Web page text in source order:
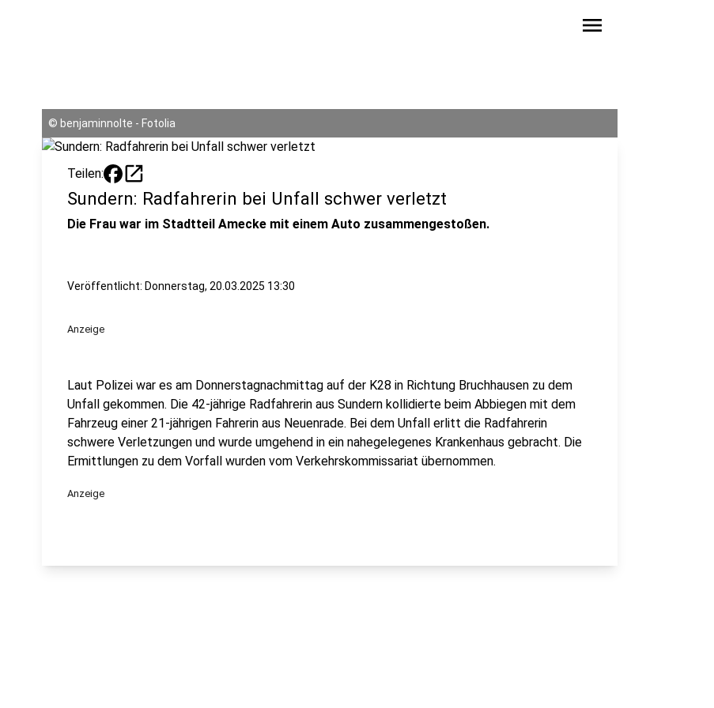
menu
© benjaminnolte - Fotolia
Teilen: open_in_new
Sundern: Radfahrerin bei Unfall schwer verletzt
Die Frau war im Stadtteil Amecke mit einem Auto zusammengestoßen.
Veröffentlicht: Donnerstag, 20.03.2025 13:30
Anzeige
Laut Polizei war es am Donnerstagnachmittag auf der K28 in Richtung Bruchhausen zu dem
Unfall gekommen. Die 42-jährige Radfahrerin aus Sundern kollidierte beim Abbiegen mit dem
Fahrzeug einer 21-jährigen Fahrerin aus Neuenrade. Bei dem Unfall erlitt die Radfahrerin
schwere Verletzungen und wurde umgehend in ein nahegelegenes Krankenhaus gebracht. Die
Ermittlungen zu dem Vorfall wurden vom Verkehrskommissariat übernommen.
Anzeige